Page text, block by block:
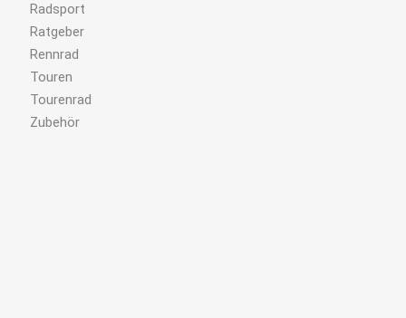
Radsport
Ratgeber
Rennrad
Touren
Tourenrad
Zubehör